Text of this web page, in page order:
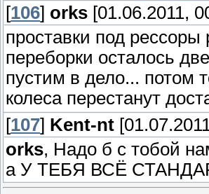
[106] orks [01.06.2011,
проставки под
переборки осталось
пустим в дело... потом
колеса перестанут
[107] Kent-nt
orks, Надо б с тобой
а У ТЕБЯ ВСЁ